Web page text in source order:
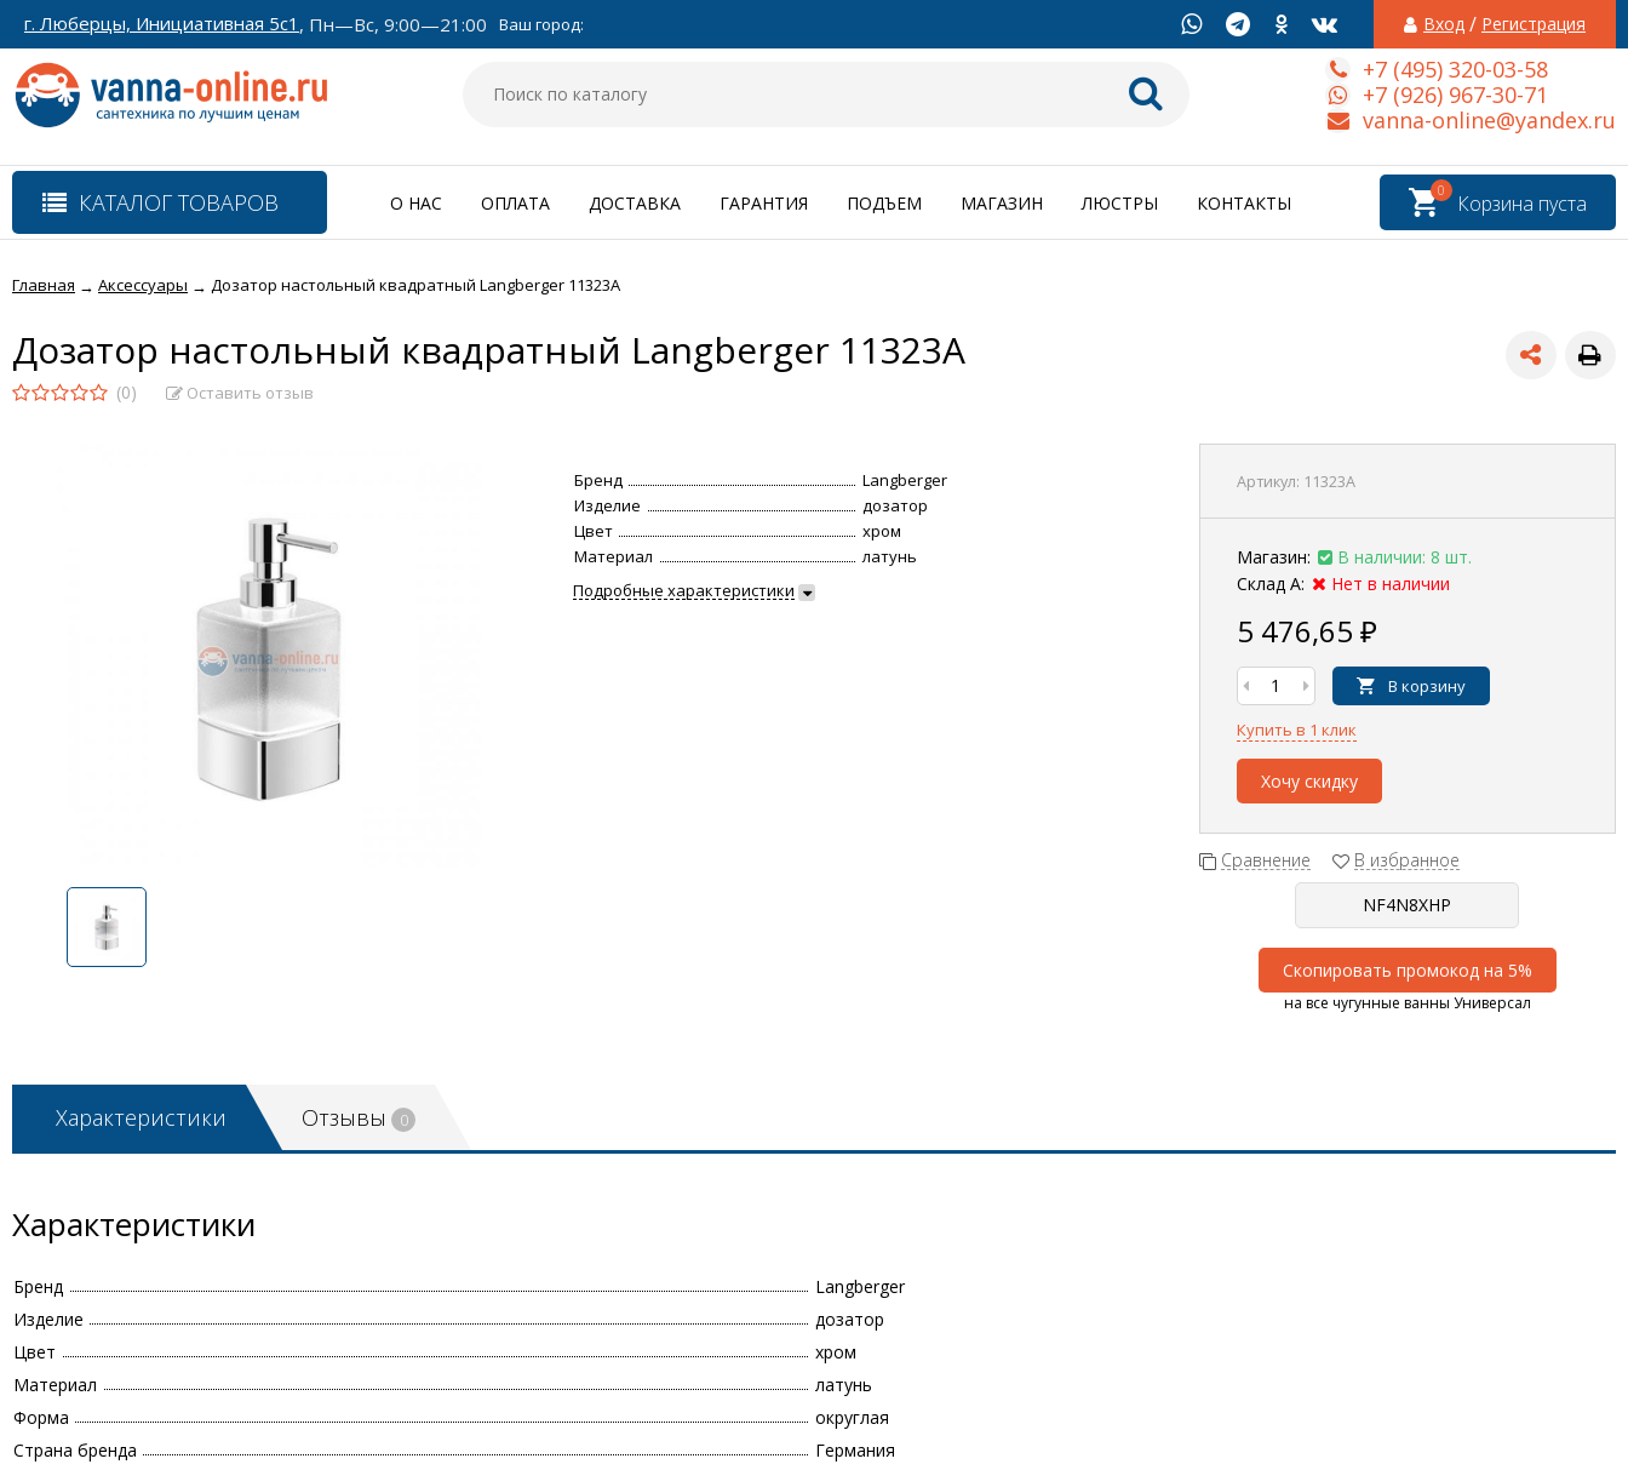
г. Люберцы, Инициативная 5с1 , Пн—Вс, 9:00—21:00 Ваш город: Вход / Регистрация
+7 (495) 320-03-58
+7 (926) 967-30-71
vanna-online@yandex.ru
КАТАЛОГ ТОВАРОВ Корзина пуста
0
О НАС ОПЛАТА ДОСТАВКА ГАРАНТИЯ ПОДЪЕМ МАГАЗИН ЛЮСТРЫ КОНТАКТЫ
Главная → Аксессуары → Дозатор настольный квадратный Langberger 11323A
Дозатор настольный квадратный Langberger 11323A
(0) Оставить отзыв
Артикул: 11323A
Магазин:
В наличии: 8 шт.
Склад А:
Нет в наличии
5 476,65 ₽
В корзину
Купить в 1 клик
Хочу скидку
Сравнение В избранное
Скопировать промокод на 5%
на все чугунные ванны Универсал
Бренд
Langberger
Изделие
дозатор
Цвет
хром
Материал
латунь
Подробные характеристики
Характеристики Отзывы 0
Характеристики
Бренд
Langberger
Изделие
дозатор
Цвет
хром
Материал
латунь
Форма
округлая
Страна бренда
Германия